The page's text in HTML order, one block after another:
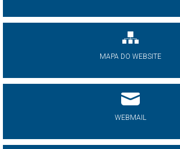
MAPA DO WEBSITE
WEBMAIL